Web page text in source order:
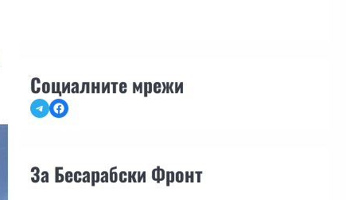
Социалните мрежи
TelegramFacebook
За Бесарабски Фронт